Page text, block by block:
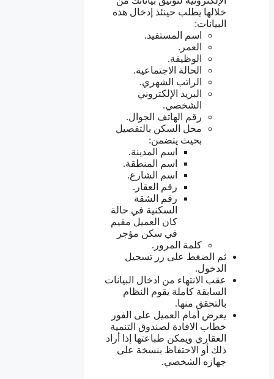
خلالها يطلب حينئذ إدخال هذه
البيانات:
اسم المستفيد.
العمر.
الوظيفة.
الحالة الاجتماعية.
الراتب الشهري.
البريد الإلكتروني
الشخصي.
رقم الهاتف الجوال.
محل السكن بالتفصيل
بحيث يتضمن:
اسم المدينة.
اسم المنطقة.
اسم الشارع.
رقم العقار.
رقم الشقة
السكنية في حالة
كان العميل مقيم
في سكن مؤجر
كلمة المرور.
ثم الضغط على زر تسجيل
الدخول.
عقب الانتهاء من ادخال البيانات
السابقة كاملة يقوم النظام
بالتحقق منها.
يعرض أمام العميل على الفور
خطاب الافادة لصندوق التنمية
العقاري ويمكن طباعتها إذا أراد
ذلك أو الاحتفاظ بنسخة على
جهازه الشخصي.